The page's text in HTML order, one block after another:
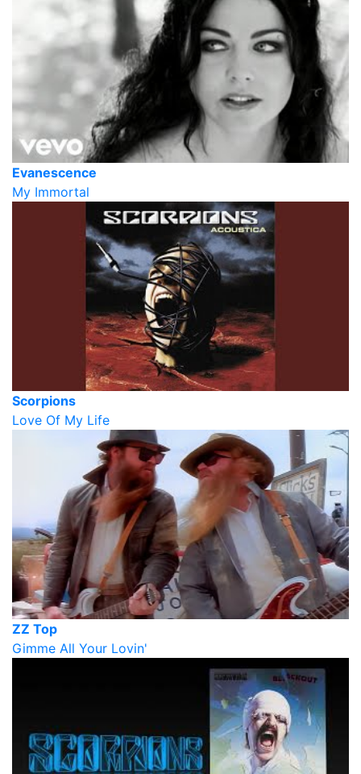
Evanescence
My Immortal
Scorpions
Love Of My Life
ZZ Top
Gimme All Your Lovin'